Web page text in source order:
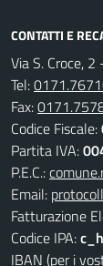
CONTATTI E
Via S. Croce,
Tel:
Fax:
Codice Fiscale:
Partita IVA:
P.E.C.:
Email:
Fatturazione
Codice IPA:
IBAN (per i